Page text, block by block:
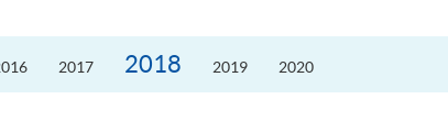
2017 2018 2019 2020